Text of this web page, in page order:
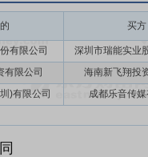
买方
有限公司 深圳市瑞能实业
有限公司
海南新飞翔投
)有限公司 成都乐音传媒